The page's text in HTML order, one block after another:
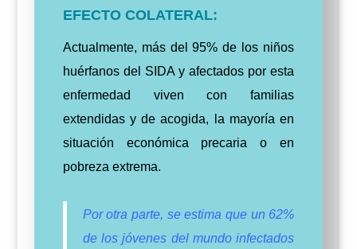
EFECTO COLATERAL:
Actualmente, más del 95% de los niños
huérfanos del SIDA y afectados por esta
enfermedad viven con familias
extendidas y de acogida, la mayoría en
situación económica precaria o en
pobreza extrema.
Por otra parte, se estima que un 62%
de los jóvenes del mundo infectados